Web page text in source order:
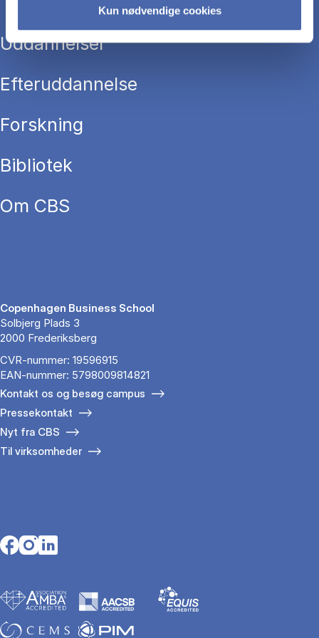
Kun nødvendige cookies
Uddannelser
Efteruddannelse
Forskning
Bibliotek
Om CBS
Copenhagen Business School
Solbjerg Plads 3
2000 Frederiksberg
CVR-nummer: 19596915
EAN-nummer: 5798009814821
Kontakt os og besøg campus
Pressekontakt
Nyt fra CBS
Til virksomheder
Opens in a new tab
Opens in a new tab
Opens in a new tab